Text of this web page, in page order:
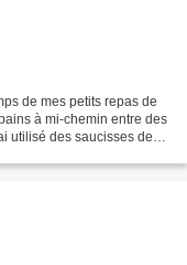
de mes petits repas de
à mi-chemin entre des
utilisé des saucisses de